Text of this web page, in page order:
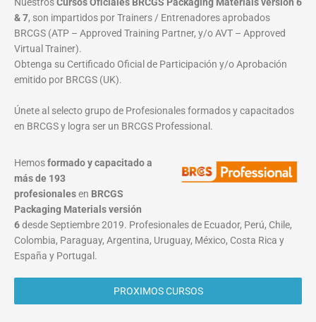
NuestrosCursos Oficiales BRCGS Packaging Materials versión 6
& 7, son impartidos por Trainers / Entrenadores aprobados
BRCGS (ATP – Approved Training Partner, y/o AVT – Approved
Virtual Trainer).
Obtenga su Certificado Oficial de Participación y/o Aprobación
emitido por BRCGS (UK).
Únete al selecto grupo de Profesionales formados y capacitados
en BRCGS y logra ser un BRCGS Professional.
Hemosformado y capacitado a
más de 193
profesionalesen BRCGS
Packaging Materialsversión
6desde Septiembre 2019. Profesionales de Ecuador, Perú, Chile,
Colombia, Paraguay, Argentina, Uruguay, México, Costa Rica y
España y Portugal.
PROXIMOS CURSOS